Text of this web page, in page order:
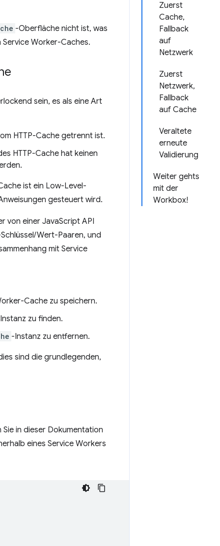
Zuerst
Cache,
Fallback
auf
Netzwerk
Zuerst
Netzwerk,
Fallback
auf Cache
Veraltete
erneute
Validierung
Weiter gehts
mit der
Workbox!
-Oberfläche nicht ist, was
Worker-Caches.
sein, es als eine Art
HTTP-Cache getrennt ist.
HTTP-Cache hat keinen
ist ein Low-Level-
gesteuert wird.
von einer JavaScript API
Wert-Paaren, und
mit Service
Cache zu speichern.
zu finden.
-Instanz zu entfernen.
sind die grundlegenden,
Sie in dieser Dokumentation
eines Service Workers